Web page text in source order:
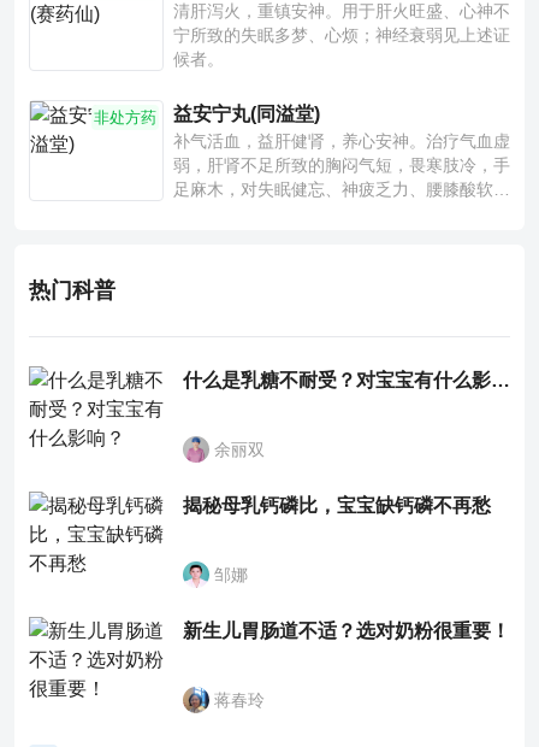
清肝泻火，重镇安神。用于肝火旺盛、心神不
宁所致的失眠多梦、心烦；神经衰弱见上述证
候者。
非处方药 益安宁丸(同溢堂)
补气活血，益肝健肾，养心安神。治疗气血虚
弱，肝肾不足所致的胸闷气短，畏寒肢冷，手
足麻木，对失眠健忘、神疲乏力、腰膝酸软也
热门科普
什么是乳糖不耐受？对宝宝有什么影响？
余丽双
揭秘母乳钙磷比，宝宝缺钙磷不再愁
邹娜
新生儿胃肠道不适？选对奶粉很重要！
蒋春玲